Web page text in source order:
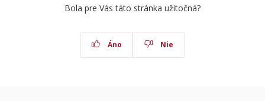
Bola pre Vás táto stránka užitočná?
Áno Nie